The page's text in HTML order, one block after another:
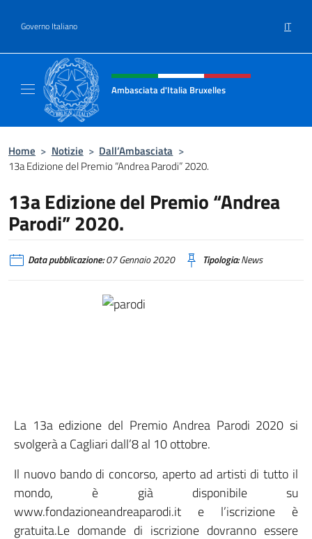
Governo Italiano IT
Intestazione sito, social e menù
Ambasciata d'Italia Bruxelles
Home > Notizie > Dall’Ambasciata >
13a Edizione del Premio “Andrea Parodi” 2020.
13a Edizione del Premio “Andrea
Parodi” 2020.
Data pubblicazione:07 Gennaio 2020 Tipologia:News
La 13a edizione del Premio Andrea Parodi 2020 si
svolgerà a Cagliari dall’8 al 10 ottobre.
Il nuovo bando di concorso, aperto ad artisti di tutto il
mondo, è già disponibile su
www.fondazioneandreaparodi.it e l’iscrizione è
gratuita.Le domande di iscrizione dovranno essere